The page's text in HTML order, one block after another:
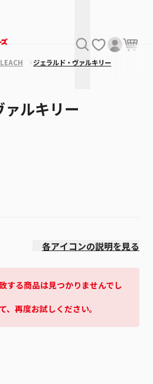
ジェラルド・ヴァルキリー
ルキリー
各アイコンの説明を見る
する商品は見つかりませんでし
、再度お試しください。